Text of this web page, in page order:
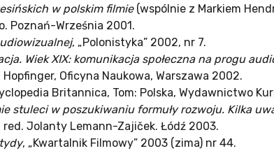
w polskim filmie(wspólnie z Markiem
Poznań-Września 2001.
, „Polonistyka” 2002, nr 7.
Wiek XIX: komunikacja społeczna na progu
Hopfinger, Oficyna Naukowa, Warszawa 2002.
Britannica, Tom: Polska, Wydawnictwo
stuleci w poszukiwaniu formuły rozwoju. Kilka
Jolanty Lemann-Zajiček. Łódź 2003.
, „Kwartalnik Filmowy” 2003 (zima) nr 44.